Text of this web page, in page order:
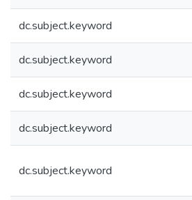
dc.subject.keyword
dc.subject.keyword
dc.subject.keyword
dc.subject.keyword
dc.subject.keyword